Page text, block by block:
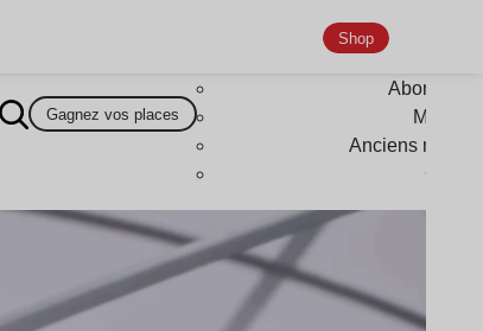
Gagnez vos places
Shop
Anciens